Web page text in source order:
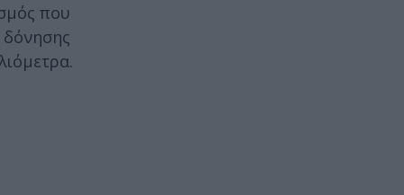
που
δόνησης